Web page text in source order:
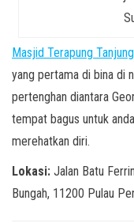
Masjid Terapung
yang pertama di bina di
pertenghan diantara
tempat bagus untuk
merehatkan diri.
Lokasi: Jalan Batu
Bungah, 11200 Pulau